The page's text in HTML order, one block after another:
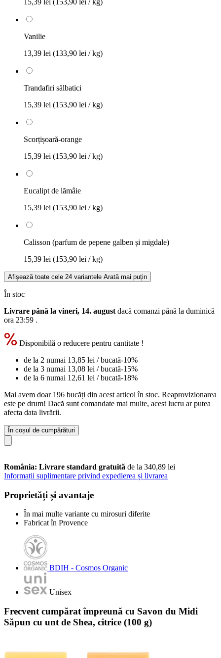
Vanilie
13,39 lei (133,90 lei / kg)
Trandafiri sălbatici
15,39 lei (153,90 lei / kg)
Scorțișoară-orange
15,39 lei (153,90 lei / kg)
Eucalipt de lămâie
15,39 lei (153,90 lei / kg)
Calisson (parfum de pepene galben și migdale)
15,39 lei (153,90 lei / kg)
Afișează toate cele 24 variantele Arată mai puțin
În stoc
Livrare până la vineri, 14. august dacă comanzi până la duminică
ora 23:59 .
Disponibilă o reducere pentru cantitate !
de la 2 numai 13,85 lei / bucată-10%
de la 3 numai 13,08 lei / bucată-15%
de la 6 numai 12,61 lei / bucată-18%
Mai avem doar 196 bucăți din acest articol în stoc. Reaprovizionarea
este pe drum! Dacă sunt comandate mai multe, acest lucru ar putea
afecta data livrării.
În coșul de cumpărături
România: Livrare standard gratuită de la 340,89 lei
Informații suplimentare privind expedierea și livrarea
Proprietăți și avantaje
În mai multe variante cu mirosuri diferite
Fabricat în Provence
BDIH - Cosmos Organic
Unisex
Frecvent cumpărat împreună cu Savon du Midi
Săpun cu unt de Shea, citrice (100 g)